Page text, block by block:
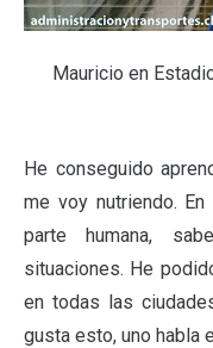
Mauricio en
He conseguido
me voy nutriendo.
parte humana,
situaciones. He
en todas las
gusta esto, uno habla